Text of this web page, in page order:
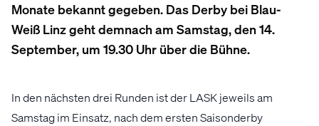
Monate bekannt gegeben. Das Derby bei Blau-
Weiß Linz geht demnach am Samstag, den 14.
September, um 19.30 Uhr über die Bühne.
In den nächsten drei Runden ist der LASK jeweils am
Samstag im Einsatz, nach dem ersten Saisonderby